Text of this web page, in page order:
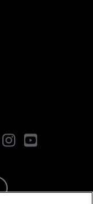
InstagramYouTube